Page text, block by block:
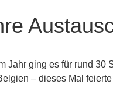
Jahr ging es für rund 30
– dieses Mal